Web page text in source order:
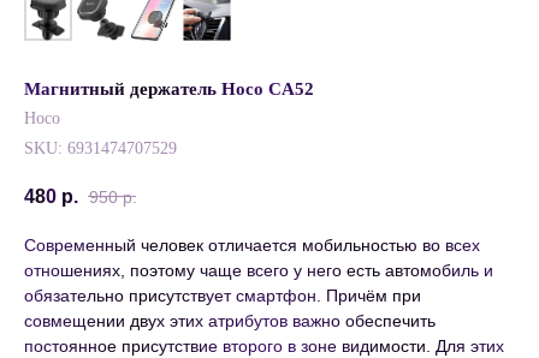
Магнитный держатель Hoco CA52
Hoco
SKU: 6931474707529
480 р. 950 р.
Современный человек отличается мобильностью во всех
отношениях, поэтому чаще всего у него есть автомобиль и
обязательно присутствует смартфон. Причём при
совмещении двух этих атрибутов важно обеспечить
постоянное присутствие второго в зоне видимости. Для этих